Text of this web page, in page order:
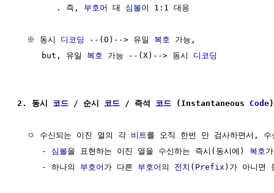
        . 즉,
부호어 대 심볼이 1:1 대응
  ※ 동시
디코딩 --(O)--> 유일 복호 가능,
     but, 유일
복호 가능 --(X)--> 동시 디코딩
2. 동시 코드 / 순시 코드 / 즉석 코드 (Instantaneous Code
  ㅇ 수신되는 이진 열의 각
비트 를 오직 한번 만 검사하면서, 수
     -
심볼을 표현하는 이진 열을 수신하는 즉시(동시에) 복호
     - 하나의
부호어 가 다른 부호어 의 전치 ( Prefix )가 아니면